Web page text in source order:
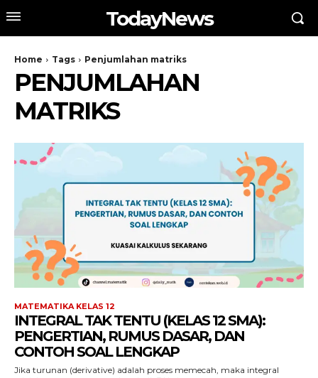
TodayNews
Home Tags Penjumlahan matriks
PENJUMLAHAN
MATRIKS
MATEMATIKA KELAS 12
INTEGRAL TAK TENTU (KELAS 12 SMA):
PENGERTIAN, RUMUS DASAR, DAN
CONTOH SOAL LENGKAP
Jika turunan (derivative) adalah proses memecah, maka integral